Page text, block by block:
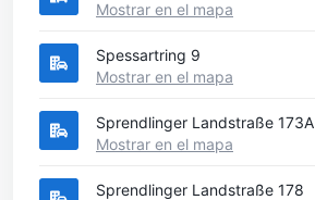
Mostrar en el mapa
Spessartring 9
Mostrar en el mapa
Sprendlinger Landstraße 173A
Mostrar en el mapa
Sprendlinger Landstraße 178